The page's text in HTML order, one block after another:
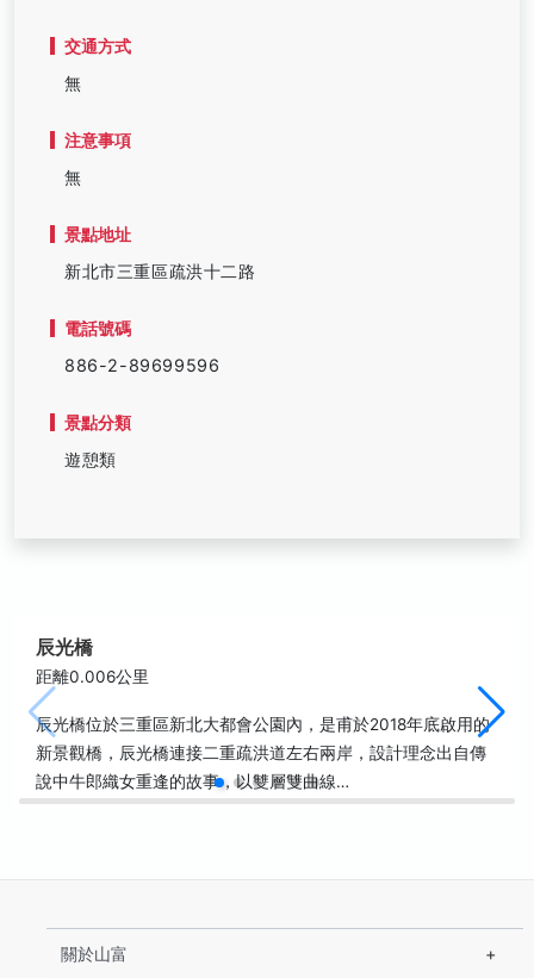
交通方式
無
注意事項
無
景點地址
新北市三重區疏洪十二路
電話號碼
886-2-89699596
景點分類
遊憩類
辰光橋
距離0.006公里
辰光橋位於三重區新北大都會公園內，是甫於2018年底啟用的
新景觀橋，辰光橋連接二重疏洪道左右兩岸，設計理念出自傳
說中牛郎織女重逢的故事，以雙層雙曲線…
關於山富